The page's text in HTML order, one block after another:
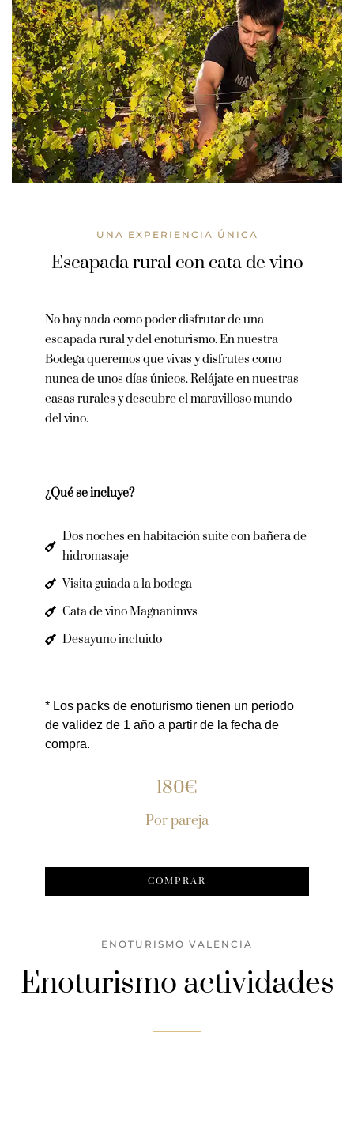
UNA EXPERIENCIA ÚNICA
Escapada rural con cata de vino
No hay nada como poder disfrutar de una
escapada rural y del enoturismo. En nuestra
Bodega queremos que vivas y disfrutes como
nunca de unos días únicos. Relájate en nuestras
casas rurales y descubre el maravilloso mundo
del vino.
¿Qué se incluye?
Dos noches en habitación suite con bañera de
hidromasaje
Visita guiada a la bodega
Cata de vino Magnanimvs
Desayuno incluido
* Los packs de enoturismo tienen un periodo
de validez de 1 año a partir de la fecha de
compra.
180€
Por pareja
COMPRAR
ENOTURISMO VALENCIA
Enoturismo actividades